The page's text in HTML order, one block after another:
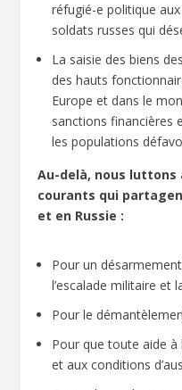
réfugié-e politique
soldats russes qui
La saisie des biens
des hauts
Europe et dans le
sanctions financières
les populations
Au-delà, nous luttons
courants qui
et en Russie :
Pour un
l’escalade militaire et
Pour le
Pour que toute aide à
et aux conditions